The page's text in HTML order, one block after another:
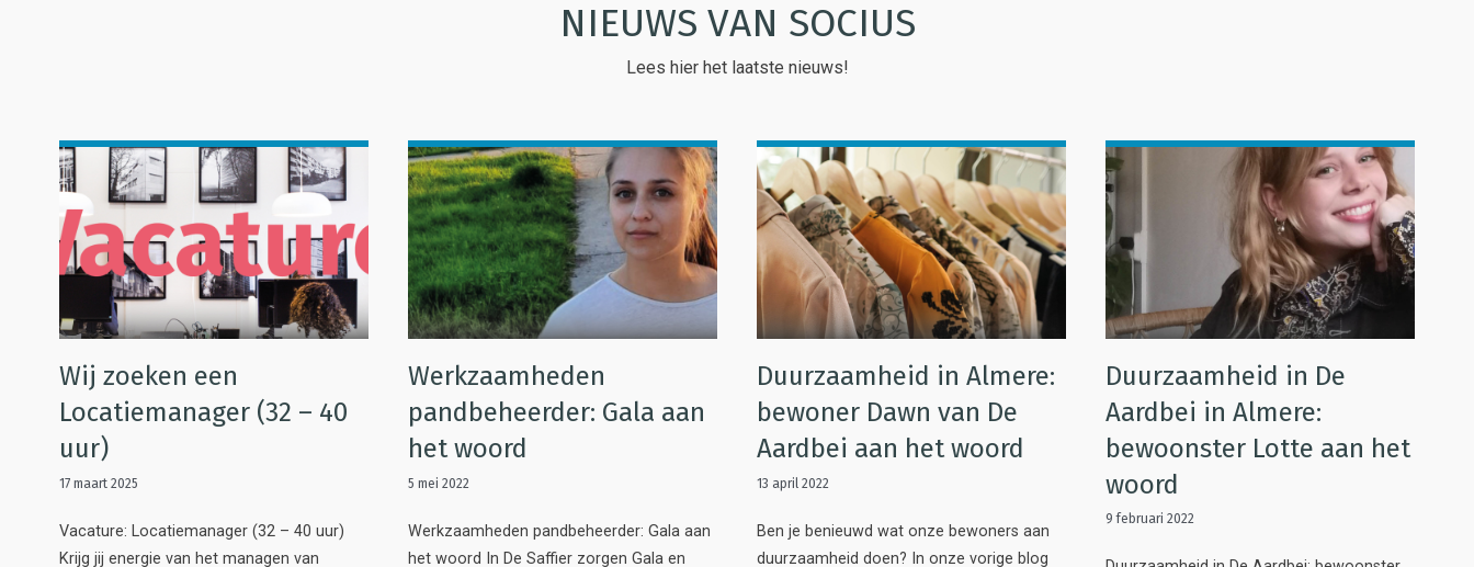
NIEUWS VAN SOCIUS
Lees hier het laatste nieuws!
Wij zoeken een
Locatiemanager (32 – 40
uur)
17 maart 2025
Vacature: Locatiemanager (32 – 40 uur)
Krijg jij energie van het managen van
Werkzaamheden
pandbeheerder: Gala aan
het woord
5 mei 2022
Werkzaamheden pandbeheerder: Gala aan
het woord In De Saffier zorgen Gala en
Duurzaamheid in Almere:
bewoner Dawn van De
Aardbei aan het woord
13 april 2022
Ben je benieuwd wat onze bewoners aan
duurzaamheid doen? In onze vorige blog
Duurzaamheid in De
Aardbei in Almere:
bewoonster Lotte aan het
woord
9 februari 2022